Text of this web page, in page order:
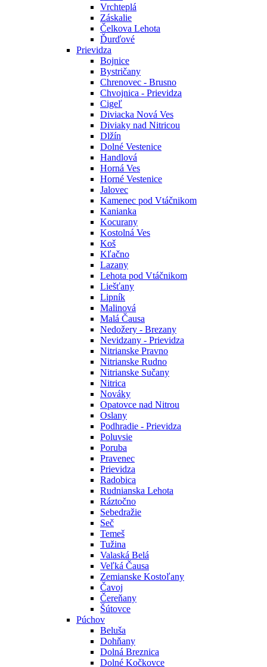
Vrchteplá
Záskalie
Čelkova Lehota
Ďurďové
Prievidza
Bojnice
Bystričany
Chrenovec - Brusno
Chvojnica - Prievidza
Cigeľ
Diviacka Nová Ves
Diviaky nad Nitricou
Dlžín
Dolné Vestenice
Handlová
Horná Ves
Horné Vestenice
Jalovec
Kamenec pod Vtáčnikom
Kanianka
Kocurany
Kostolná Ves
Koš
Kľačno
Lazany
Lehota pod Vtáčnikom
Liešťany
Lipník
Malinová
Malá Čausa
Nedožery - Brezany
Nevidzany - Prievidza
Nitrianske Pravno
Nitrianske Rudno
Nitrianske Sučany
Nitrica
Nováky
Opatovce nad Nitrou
Oslany
Podhradie - Prievidza
Poluvsie
Poruba
Pravenec
Prievidza
Radobica
Rudnianska Lehota
Ráztočno
Sebedražie
Seč
Temeš
Tužina
Valaská Belá
Veľká Čausa
Zemianske Kostoľany
Čavoj
Čereňany
Šútovce
Púchov
Beluša
Dohňany
Dolná Breznica
Dolné Kočkovce